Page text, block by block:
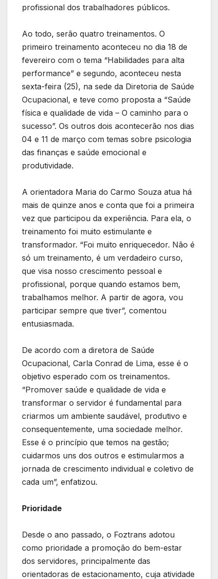
profissional dos trabalhadores públicos.
Ao todo, serão quatro treinamentos. O
primeiro treinamento aconteceu no dia 18 de
fevereiro com o tema “Habilidades para alta
performance” e segundo, aconteceu nesta
sexta-feira (25), na sede da Diretoria de Saúde
Ocupacional, e teve como proposta a “Saúde
física e qualidade de vida – O caminho para o
sucesso”. Os outros dois acontecerão nos dias
04 e 11 de março com temas sobre psicologia
das finanças e saúde emocional e
produtividade.
A orientadora Maria do Carmo Souza atua há
mais de quinze anos e conta que foi a primeira
vez que participou da experiência. Para ela, o
treinamento foi muito estimulante e
transformador. “Foi muito enriquecedor. Não é
só um treinamento, é um verdadeiro curso,
que visa nosso crescimento pessoal e
profissional, porque quando estamos bem,
trabalhamos melhor. A partir de agora, vou
participar sempre que tiver”, comentou
entusiasmada.
De acordo com a diretora de Saúde
Ocupacional, Carla Conrad de Lima, esse é o
objetivo esperado com os treinamentos.
“Promover saúde e qualidade de vida e
transformar o servidor é fundamental para
criarmos um ambiente saudável, produtivo e
consequentemente, uma sociedade melhor.
Esse é o princípio que temos na gestão;
cuidarmos uns dos outros e estimularmos a
jornada de crescimento individual e coletivo de
cada um”, enfatizou.
Prioridade
Desde o ano passado, o Foztrans adotou
como prioridade a promoção do bem-estar
dos servidores, principalmente das
orientadoras de estacionamento, cuja atividade